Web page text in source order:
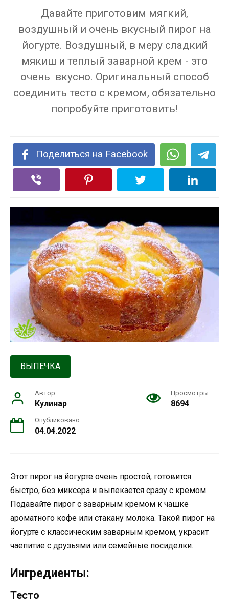
Давайте приготовим мягкий,
воздушный и очень вкусный пирог на
йогурте. Воздушный, в меру сладкий
мякиш и теплый заварной крем - это
очень вкусно. Оригинальный способ
соединить тесто с кремом, обязательно
попробуйте приготовить!
Поделиться на Facebook
ВЫПЕЧКА
Автор
Кулинар
Просмотры
8694
Опубликовано
04.04.2022
Этот пирог на йогурте очень простой, готовится
быстро, без миксера и выпекается сразу с кремом.
Подавайте пирог с заварным кремом к чашке
ароматного кофе или стакану молока. Такой пирог на
йогурте с классическим заварным кремом, украсит
чаепитие с друзьями или семейные посиделки.
Ингредиенты:
Тесто